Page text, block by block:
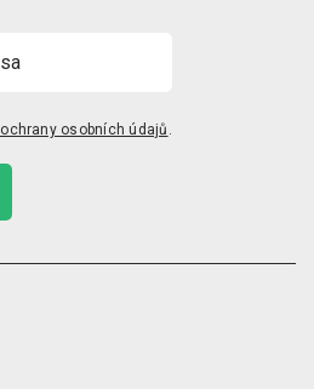
osobních údajů